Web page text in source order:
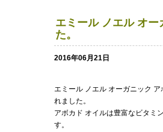
エミール ノエル オ
た。
2016年06月21日
エミール ノエル オーガニック
れました。
アボカド オイルは豊富なビタミ
す。